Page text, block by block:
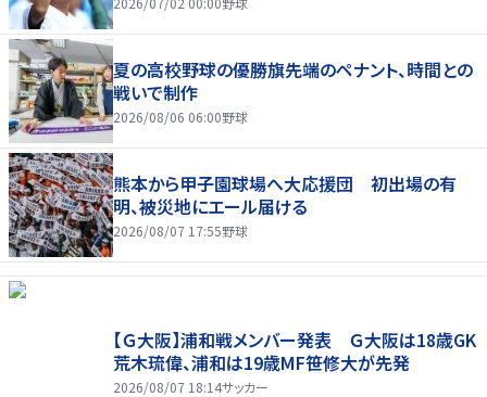
夏の高校野球の優勝旗先端のペナント、時間との
戦いで制作
2026/08/06 06:00野球
熊本から甲子園球場へ大応援団 初出場の有
明、被災地にエール届ける
2026/08/07 17:55野球
【Ｇ大阪】浦和戦メンバー発表 Ｇ大阪は18歳GK
荒木琉偉、浦和は19歳MF笹修大が先発
2026/08/07 18:14サッカー